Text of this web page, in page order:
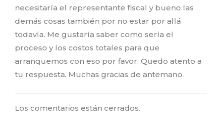
necesitaría el representante fiscal y bueno las
demás cosas también por no estar por allá
todavía. Me gustaría saber como sería el
proceso y los costos totales para que
arranquemos con eso por favor. Quedo atento a
tu respuesta. Muchas gracias de antemano.
Los comentarios están cerrados.